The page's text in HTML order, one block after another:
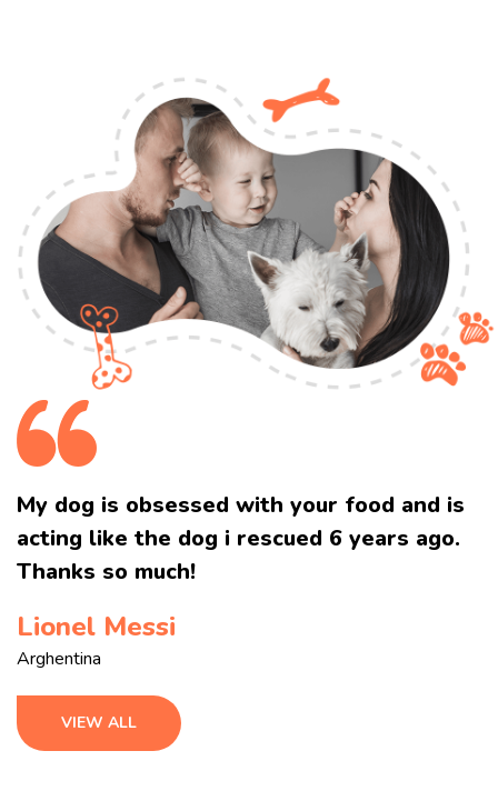
My dog is obsessed with your food and is
acting like the dog i rescued 6 years ago.
Thanks so much!
Lionel Messi
Arghentina
VIEW ALL